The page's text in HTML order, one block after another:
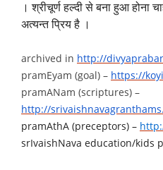
। श्रीचूर्ण हल्दी से बना हुआ होना
अत्यन्त प्रिय है ।
archived in http://
pramEyam (goal) – https://
pramANam (scriptures) –
http://srivaishnavagranthams.
pramAthA (preceptors) –
srIvaishNava education/kids